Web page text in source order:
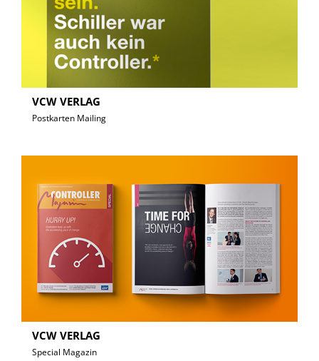
VCW VERLAG
Postkarten Mailing
VCW VERLAG
Special Magazin